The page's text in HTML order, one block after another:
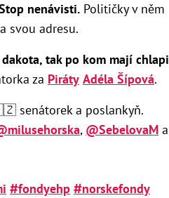
nenávisti. Političky v něm
svou adresu.
tak po kom mají chlapi
za Piráty Adéla Šípová.
senátorek a poslankyň.
, @SebelovaM a
#fondyehp #norskefondy